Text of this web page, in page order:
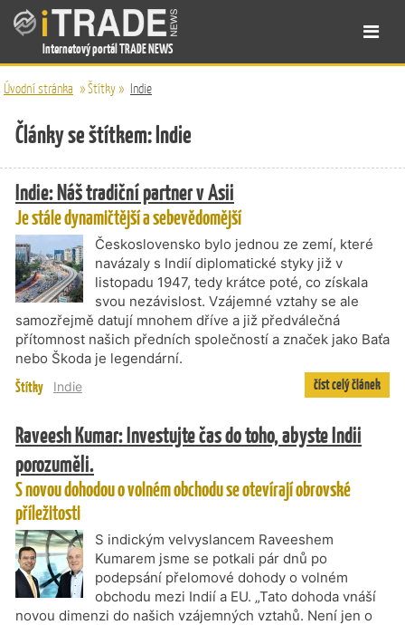
Internetový portál TRADE NEWS
Úvodní stránka »Štítky» Indie
Články se štítkem: Indie
Indie: Náš tradiční partner v Asii
Je stále dynamičtější a sebevědomější
Československo bylo jednou ze zemí, které
navázaly s Indií diplomatické styky již v
listopadu 1947, tedy krátce poté, co získala
svou nezávislost. Vzájemné vztahy se ale
samozřejmě datují mnohem dříve a již předválečná
přítomnost našich předních společností a značek jako Baťa
nebo Škoda je legendární.
Štítky Indie číst celý článek
Raveesh Kumar: Investujte čas do toho, abyste Indii
porozuměli.
S novou dohodou o volném obchodu se otevírají obrovské
příležitosti
S indickým velvyslancem Raveeshem
Kumarem jsme se potkali pár dnů po
podepsání přelomové dohody o volném
obchodu mezi Indií a EU. „Tato dohoda vnáší
novou dimenzi do našich vzájemných vztahů. Není jen o